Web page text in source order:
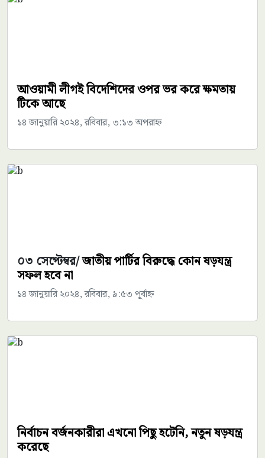
আওয়ামী লীগই বিদেশিদের ওপর ভর করে ক্ষমতায়
টিকে আছে
১৪ জানুয়ারি ২০২৪, রবিবার, ৩:১৩ অপরাহ্ন
০৩ সেপ্টেম্বর/জাতীয় পার্টির বিরুদ্ধে কোন ষড়যন্ত্র
সফল হবে না
১৪ জানুয়ারি ২০২৪, রবিবার, ৯:৫৩ পূর্বাহ্ন
নির্বাচন বর্জনকারীরা এখনো পিছু হটেনি, নতুন ষড়যন্ত্র
করেছে